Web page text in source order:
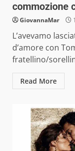
commozione
GiovannaMar
L’avevamo
d’amore con
fratellino/
Read More